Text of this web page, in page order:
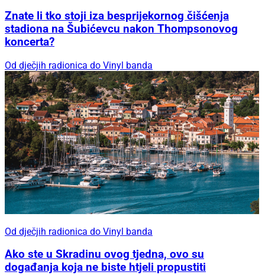
Znate li tko stoji iza besprijekornog čišćenja
stadiona na Šubićevcu nakon Thompsonovog
koncerta?
Od dječjih radionica do Vinyl banda
Od dječjih radionica do Vinyl banda
Ako ste u Skradinu ovog tjedna, ovo su
događanja koja ne biste htjeli propustiti